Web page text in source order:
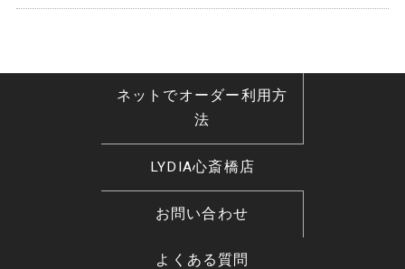
美詞さつき様モデルスーツ
白と黒のコントラストで、強い印象を。さらに、
ネットでオーダー利用方
法
LYDIA心斎橋店
お問い合わせ
よくある質問